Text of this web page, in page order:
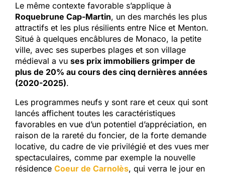
Le même contexte favorable s’applique à
Roquebrune Cap-Martin, un des marchés les plus
attractifs et les plus résilients entre Nice et Menton.
Situé à quelques encâblures de Monaco, la petite
ville, avec ses superbes plages et son village
médieval a vu ses prix immobiliers grimper de
plus de 20% au cours des cinq dernières années
(2020-2025).
Les programmes neufs y sont rare et ceux qui sont
lancés affichent toutes les caractéristiques
favorables en vue d’un potentiel d’appréciation, en
raison de la rareté du foncier, de la forte demande
locative, du cadre de vie privilégié et des vues mer
spectaculaires, comme par exemple la nouvelle
résidence Coeur de Carnolès, qui verra le jour en